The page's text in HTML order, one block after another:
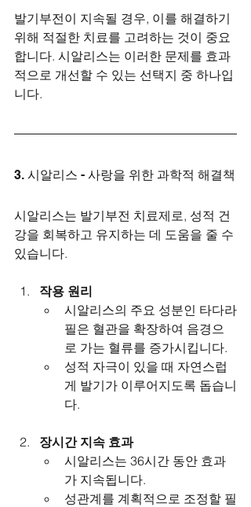
발기부전이 지속될 경우, 이를 해결하기
위해 적절한 치료를 고려하는 것이 중요
합니다. 시알리스는 이러한 문제를 효과
적으로 개선할 수 있는 선택지 중 하나입
니다.
3. 시알리스 - 사랑을 위한 과학적 해결책
시알리스는 발기부전 치료제로, 성적 건
강을 회복하고 유지하는 데 도움을 줄 수
있습니다.
작용 원리
시알리스의 주요 성분인 타다라
필은 혈관을 확장하여 음경으
로 가는 혈류를 증가시킵니다.
성적 자극이 있을 때 자연스럽
게 발기가 이루어지도록 돕습니
다.
장시간 지속 효과
시알리스는 36시간 동안 효과
가 지속됩니다.
성관계를 계획적으로 조정할 필